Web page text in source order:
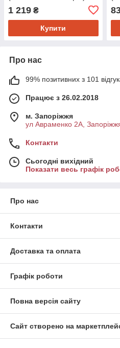
713610020
1 219 ₴
Купити
Про нас
99% позитивних з 101
Працює з 26.02.2018
м. Запоріжжя
ул Авраменко 2А,
Контакти
Сьогодні вихідний
Показати весь графік
Про нас
Контакти
Доставка та оплата
Графік роботи
Повна версія сайту
Сайт створено на